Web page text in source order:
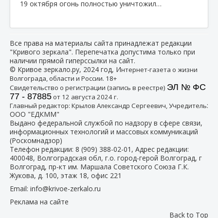
19 октября огонь полностью уничтожил…
Все права на материалы сайта принадлежат редакции
"Кривого зеркала". Перепечатка допустима только при
наличии прямой гиперссылки на сайт.
© Кривое зеркало.ру, 2024 год, Интернет-газета о жизни
Волгограда, области и России. 18+
Свидетельство о регистрации (запись в реестре) ЭЛ № ФС
77 - 87885от 12 августа 2024 г.
Главный редактор: Крылов Александр Сергеевич, Учредитель:
ООО "ЕДКММ"
Выдано федеральной службой по надзору в сфере связи,
информационных технологий и массовых коммуникаций
(Роскомнадзор)
Телефон редакции: 8 (909) 388-02-01 , Адрес редакции:
400048, Волгоградская обл, г.о. город-герой Волгоград, г
Волгоград, пр-кт им. Маршала Советского Союза Г.К.
Жукова, д. 100, этаж 18, офис 221
Email: info@krivoe-zerkalo.ru
Реклама на сайте
Back to Top